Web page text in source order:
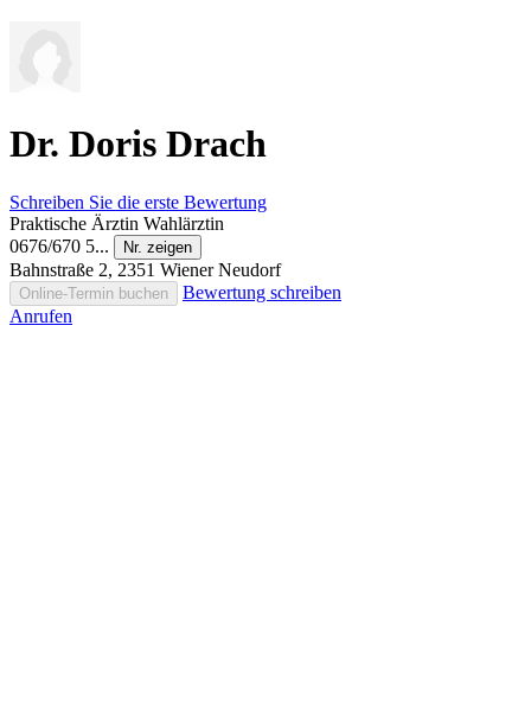
Dr. Doris Drach
Schreiben Sie die erste Bewertung
Praktische Ärztin Wahlärztin
0676/670 5...
Nr. zeigen
Bahnstraße 2, 2351 Wiener Neudorf
Online-Termin buchen
Bewertung schreiben
Anrufen